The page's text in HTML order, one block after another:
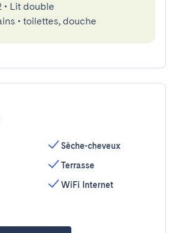
• Lit double
• toilettes, douche
Sèche-cheveux
Terrasse
WiFi Internet